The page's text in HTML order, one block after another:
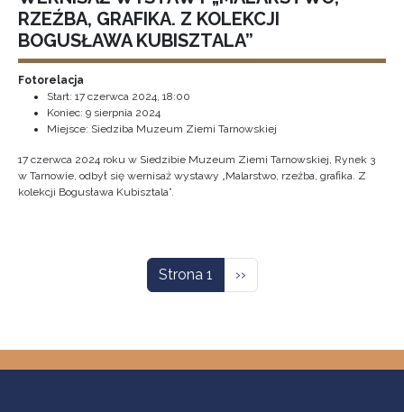
RZEŹBA, GRAFIKA. Z KOLEKCJI
BOGUSŁAWA KUBISZTALA”
Fotorelacja
Start: 17 czerwca 2024, 18:00
Koniec: 9 sierpnia 2024
Miejsce: Siedziba Muzeum Ziemi Tarnowskiej
17 czerwca 2024 roku w Siedzibie Muzeum Ziemi Tarnowskiej, Rynek 3
w Tarnowie, odbył się wernisaż wystawy „Malarstwo, rzeźba, grafika. Z
kolekcji Bogusława Kubisztala”.
Strona 1 Następna strona
››